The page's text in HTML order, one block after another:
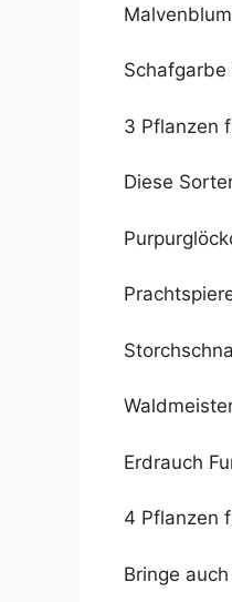
Schafgarbe
3 Pflanzen
Diese
Erdrauch
4 Pflanzen
Bringe